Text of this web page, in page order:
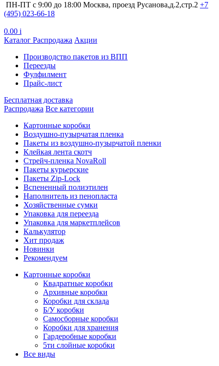
ПН-ПТ с 9:00 до 18:00 Москва, проезд Русанова,д.2,стр.2 +7
(495) 023-66-18
0.00 i
Каталог Распродажа Акции
Производство пакетов из ВПП
Переезды
Фулфилмент
Прайс-лист
Бесплатная доставка
Распродажа Все категории
Картонные коробки
Воздушно-пузырчатая пленка
Пакеты из воздушно-пузырчатой пленки
Клейкая лента скотч
Стрейч-пленка NovaRoll
Пакеты курьерские
Пакеты Zip-Lock
Вспененный полиэтилен
Наполнитель из пенопласта
Хозяйственные сумки
Упаковка для переезда
Упаковка для маркетплейсов
Калькулятор
Хит продаж
Новинки
Рекомендуем
Картонные коробки
Квадратные коробки
Архивные коробки
Коробки для склада
Б/У коробки
Самосборные коробки
Коробки для хранения
Гардеробные коробки
5ти слойные коробки
Все виды